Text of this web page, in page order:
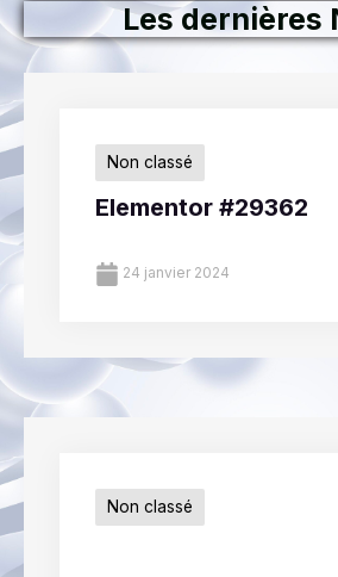
Les dernières
Non classé
Elementor #29362
24 janvier 2024
Non classé